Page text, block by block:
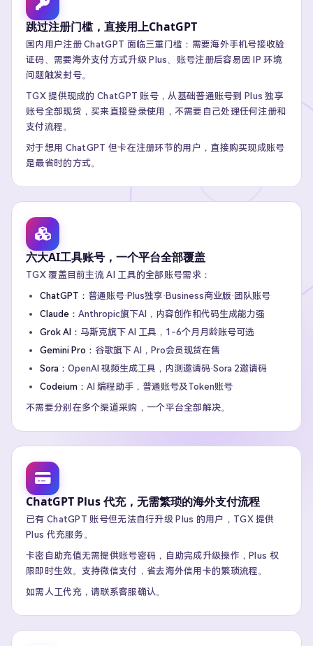
跳过注册门槛，直接用上ChatGPT
国内用户注册 ChatGPT 面临三重门槛：需要海外手机号接收验
证码、需要海外支付方式升级 Plus、账号注册后容易因 IP 环境
问题触发封号。
TGX 提供现成的 ChatGPT 账号，从基础普通账号到 Plus 独享
账号全部现货，买来直接登录使用，不需要自己处理任何注册和
支付流程。
对于想用 ChatGPT 但卡在注册环节的用户，直接购买现成账号
是最省时的方式。
六大AI工具账号，一个平台全部覆盖
TGX 覆盖目前主流 AI 工具的全部账号需求：
ChatGPT： 普通账号·Plus独享·Business商业版·团队账号
Claude： Anthropic旗下AI，内容创作和代码生成能力强
Grok AI： 马斯克旗下 AI 工具，1-6个月月龄账号可选
Gemini Pro： 谷歌旗下 AI，Pro会员现货在售
Sora： OpenAI 视频生成工具，内测邀请码·Sora 2邀请码
Codeium： AI 编程助手，普通账号及Token账号
不需要分别在多个渠道采购，一个平台全部解决。
ChatGPT Plus 代充，无需繁琐的海外支付流程
已有 ChatGPT 账号但无法自行升级 Plus 的用户，TGX 提供
Plus 代充服务。
卡密自助充值无需提供账号密码，自助完成升级操作，Plus 权
限即时生效。支持微信支付，省去海外信用卡的繁琐流程。
如需人工代充，请联系客服确认。